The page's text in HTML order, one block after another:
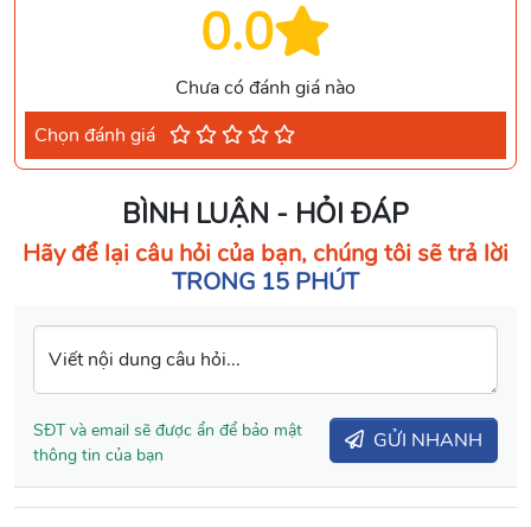
0.0
Chưa có đánh giá nào
Chọn đánh giá
BÌNH LUẬN - HỎI ĐÁP
Hãy để lại câu hỏi của bạn, chúng tôi sẽ trả lời
TRONG 15 PHÚT
Viết nội dung câu hỏi...
SĐT và email sẽ được ẩn để bảo mật
thông tin của bạn
GỬI NHANH